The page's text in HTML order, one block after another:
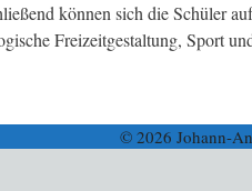
können sich die Schüler
Freizeitgestaltung, Sport
© 2026 Johann-